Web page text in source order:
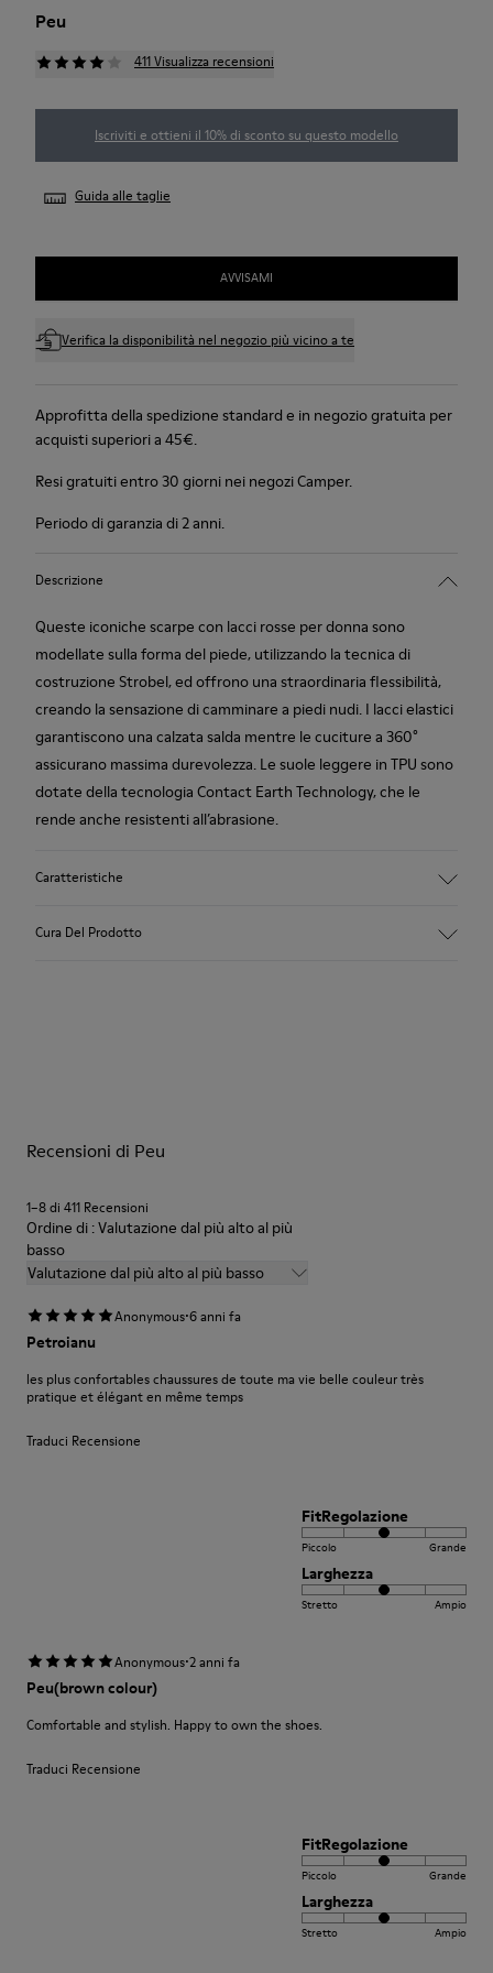
Peu
411 Visualizza recensioni
Iscriviti e ottieni il 10% di sconto su questo modello
Guida alle taglie
AVVISAMI
Verifica la disponibilità nel negozio più vicino a te
Approfitta della spedizione standard e in negozio gratuita per
acquisti superiori a 45€.
Resi gratuiti entro 30 giorni nei negozi Camper.
Periodo di garanzia di 2 anni.
Descrizione
Queste iconiche scarpe con lacci rosse per donna sono
modellate sulla forma del piede, utilizzando la tecnica di
costruzione Strobel, ed offrono una straordinaria flessibilità,
creando la sensazione di camminare a piedi nudi. I lacci elastici
garantiscono una calzata salda mentre le cuciture a 360°
assicurano massima durevolezza. Le suole leggere in TPU sono
dotate della tecnologia Contact Earth Technology, che le
rende anche resistenti all’abrasione.
Caratteristiche
Cura Del Prodotto
di scarpe, consulta la
Recensioni di Peu
1–8 di 411 Recensioni
Ordine di : Valutazione dal più alto al più
basso
Valutazione dal più alto al più basso
Anonymous·6 anni fa
Petroianu
les plus confortables chaussures de toute ma vie belle couleur très
pratique et élégant en même temps
Traduci Recensione
FitRegolazione
Piccolo Grande
Larghezza
Stretto Ampio
Anonymous·2 anni fa
Peu(brown colour)
Comfortable and stylish. Happy to own the shoes.
Traduci Recensione
FitRegolazione
Piccolo Grande
Larghezza
Stretto Ampio